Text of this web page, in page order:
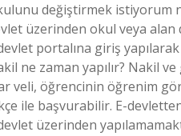
değiştirmek istiyorum
üzerinden okul veya
portalına giriş
ne zaman yapılır? Nakil
veli, öğrencinin öğrenim
ile başvurabilir. E-
üzerinden